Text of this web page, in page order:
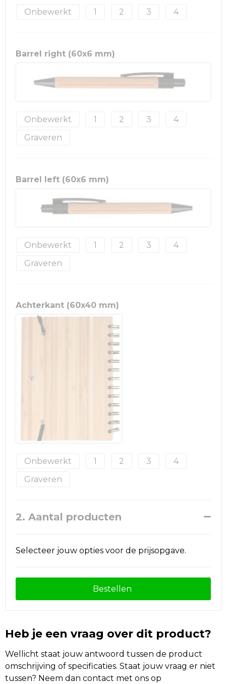
Onbewerkt 1 2 3 4
Barrel right (60x6 mm)
Onbewerkt 1 2 3
4
Graveren
Barrel left (60x6 mm)
Onbewerkt 1 2 3
4
Graveren
Achterkant (60x40 mm)
Onbewerkt 1 2 3
4
Graveren
2. Aantal producten
Selecteer jouw opties voor de prijsopgave.
Bestellen
Heb je een vraag over dit product?
Wellicht staat jouw antwoord tussen de product
omschrijving of specificaties. Staat jouw vraag er niet
tussen? Neem dan contact met ons op